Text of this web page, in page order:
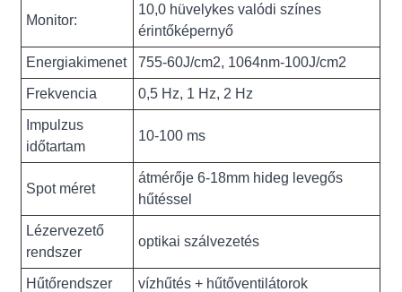
Monitor:
10,0 hüvelykes valódi színes
érintőképernyő
Energiakimenet 755-60J/cm2, 1064nm-100J/cm2
Frekvencia 0,5 Hz, 1 Hz, 2 Hz
Impulzus
időtartam
10-100 ms
Spot méret
átmérője 6-18mm hideg levegős
hűtéssel
Lézervezető
rendszer
optikai szálvezetés
Hűtőrendszer vízhűtés + hűtőventilátorok